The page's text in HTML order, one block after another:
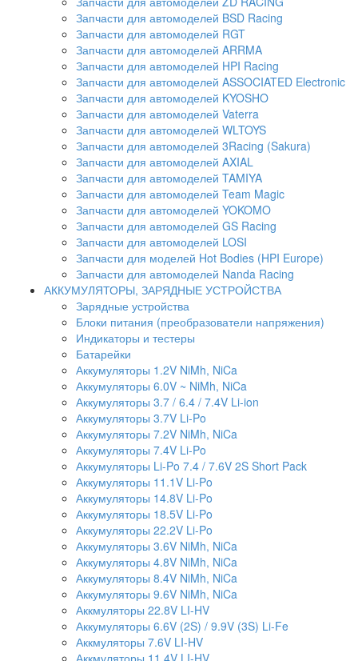
Запчасти для автомоделей BSD Racing
Запчасти для автомоделей RGT
Запчасти для автомоделей ARRMA
Запчасти для автомоделей HPI Racing
Запчасти для автомоделей ASSOCIATED Electronic
Запчасти для автомоделей KYOSHO
Запчасти для автомоделей Vaterra
Запчасти для автомоделей WLTOYS
Запчасти для автомоделей 3Racing (Sakura)
Запчасти для автомоделей AXIAL
Запчасти для автомоделей TAMIYA
Запчасти для автомоделей Team Magic
Запчасти для автомоделей YOKOMO
Запчасти для автомоделей GS Racing
Запчасти для автомоделей LOSI
Запчасти для моделей Hot Bodies (HPI Europe)
Запчасти для автомоделей Nanda Racing
АККУМУЛЯТОРЫ, ЗАРЯДНЫЕ УСТРОЙСТВА
Зарядные устройства
Блоки питания (преобразователи напряжения)
Индикаторы и тестеры
Батарейки
Аккумуляторы 1.2V NiMh, NiCa
Аккумуляторы 6.0V ~ NiMh, NiCa
Аккумуляторы 3.7 / 6.4 / 7.4V Li-ion
Аккумуляторы 3.7V Li-Po
Аккумуляторы 7.2V NiMh, NiCa
Аккумуляторы 7.4V Li-Po
Аккумуляторы Li-Po 7.4 / 7.6V 2S Short Pack
Аккумуляторы 11.1V Li-Po
Аккумуляторы 14.8V Li-Po
Аккумуляторы 18.5V Li-Po
Аккумуляторы 22.2V Li-Po
Аккумуляторы 3.6V NiMh, NiCa
Аккумуляторы 4.8V NiMh, NiCa
Аккумуляторы 8.4V NiMh, NiCa
Аккумуляторы 9.6V NiMh, NiCa
Аккмуляторы 22.8V LI-HV
Аккумуляторы 6.6V (2S) / 9.9V (3S) Li-Fe
Аккмуляторы 7.6V LI-HV
Аккмуляторы 11.4V LI-HV